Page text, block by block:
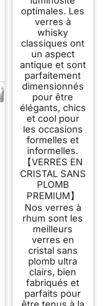
optimales. Les
verres à
whisky
classiques ont
un aspect
antique et sont
parfaitement
dimensionnés
pour être
élégants, chics
et cool pour
les occasions
formelles et
informelles.
【VERRES EN
CRISTAL SANS
PLOMB
PREMIUM】
Nos verres à
rhum sont les
meilleurs
verres en
cristal sans
plomb ultra
clairs, bien
fabriqués et
parfaits pour